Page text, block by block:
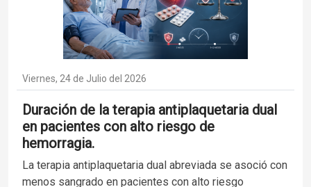
Viernes, 24 de Julio del 2026
Duración de la terapia antiplaquetaria dual
en pacientes con alto riesgo de
hemorragia.
La terapia antiplaquetaria dual abreviada se asoció con
menos sangrado en pacientes con alto riesgo